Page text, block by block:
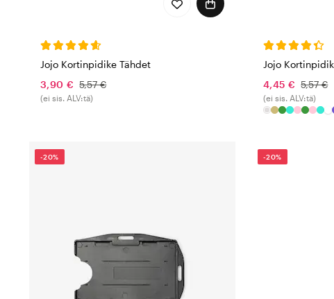
Jojo Kortinpidike Tähdet
3,90 € 5,57 €
(ei sis. ALV:tä)
Jojo
4,45 € 5,57 €
(ei sis. ALV:tä)
-20% -20%